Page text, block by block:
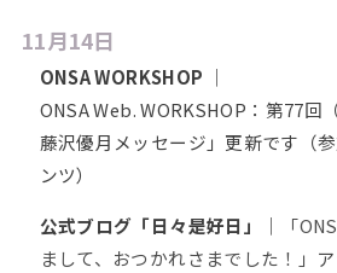
11月14日
ONSA WORKSHOP ｜
ONSA Web. WORKSHOP：第77回
藤沢優月メッセージ」更新です（
ンツ）
公式ブログ「日々是好日」
｜
「
まして、おつかれさまでした！」